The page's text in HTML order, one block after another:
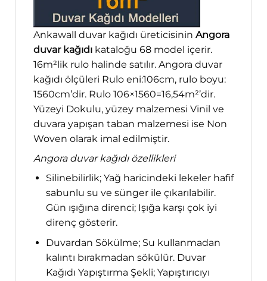
Ankawall duvar kağıdı üreticisinin Angora
duvar kağıdı kataloğu 68 model içerir.
16m²lik rulo halinde satılır. Angora duvar
kağıdı ölçüleri Rulo eni:106cm, rulo boyu:
1560cm’dir. Rulo 106×1560=16,54m²’dir.
Yüzeyi Dokulu, yüzey malzemesi Vinil ve
duvara yapışan taban malzemesi ise Non
Woven olarak imal edilmiştir.
Angora duvar kağıdı özellikleri
Silinebilirlik; Yağ haricindeki lekeler hafif
sabunlu su ve sünger ile çıkarılabilir.
Gün ışığına direnci; Işığa karşı çok iyi
direnç gösterir.
Duvardan Sökülme; Su kullanmadan
kalıntı bırakmadan sökülür. Duvar
Kağıdı Yapıştırma Şekli; Yapıştırıcıyı